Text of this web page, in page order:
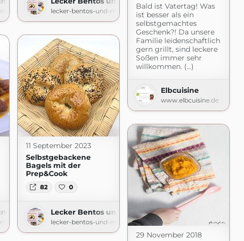
lecker-bentos-und-mehr.blogspot.com
Bald ist Vatertag! Was
ist besser als ein
selbstgemachtes
Geschenk?! Da unsere
Familie leidenschaftlich
gern grillt, sind leckere
Soßen immer sehr
willkommen. (...)
Elbcuisine
www.elbcuisine.de
mehr
11 September 2023
Selbstgebackene
Bagels mit der
Prep&Cook
82 0
Lecker Bentos und mehr
lecker-bentos-und-mehr.blogspot.com
29 November 2018